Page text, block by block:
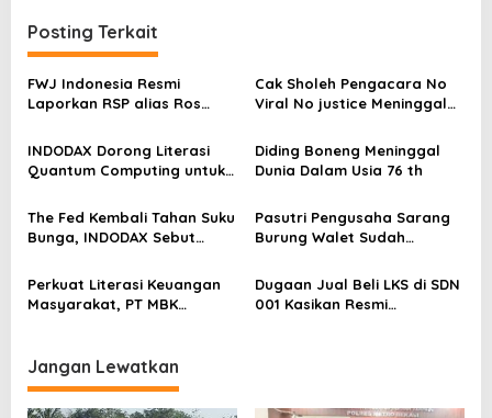
g
a
s
p
s
Posting Terkait
FWJ Indonesia Resmi
Laporkan RSP alias Ros
Cak Sholeh Pengacara No
Viral No justice Meninggal
INDODAX Dorong Literasi
Quantum Computing untuk
Blockchain
Diding Boneng Meninggal
Dunia Dalam Usia 76 th
The Fed Kembali Tahan Suku
Bunga, INDODAX Sebut
Sentimen Pasar
Pasutri Pengusaha Sarang
Burung Walet Sudah
Pelapor Desak Polda Jambi
Segera Lakukan Penahanan
Perkuat Literasi Keuangan
Masyarakat, PT MBK
Dugaan Jual Beli LKS di SDN
001 Kasikan Resmi
Jangan Lewatkan